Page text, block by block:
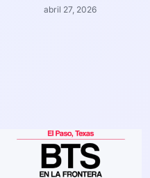
abril 27, 2026